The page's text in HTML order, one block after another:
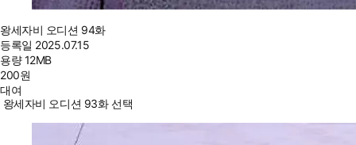
왕세자비 오디션 94화
등록일 2025.07.15
용량12MB
200원
대여
왕세자비 오디션 93화 선택